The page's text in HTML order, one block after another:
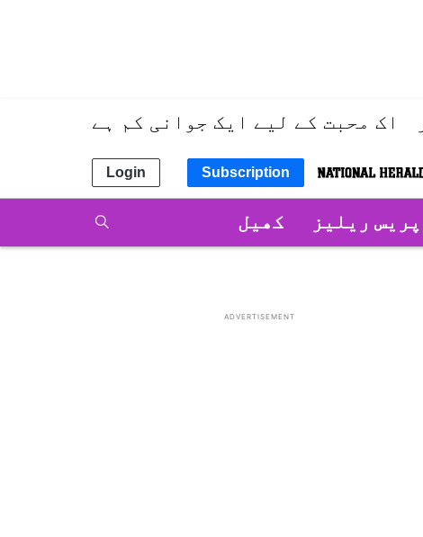
اک محبت کے لیے ایک جوانی کم ہے
Subscription
Login
پریس ریلیز کھیل
ADVERTISEMENT